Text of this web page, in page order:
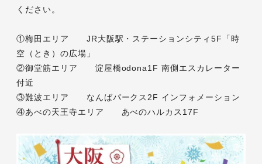
ください。
①梅田エリア JR大阪駅・ステーションシティ5F「時
空（とき）の広場」
②御堂筋エリア 淀屋橋odona1F 南側エスカレーター
付近
③難波エリア なんばパークス2F インフォメーション
④あべの天王寺エリア あべのハルカス17F